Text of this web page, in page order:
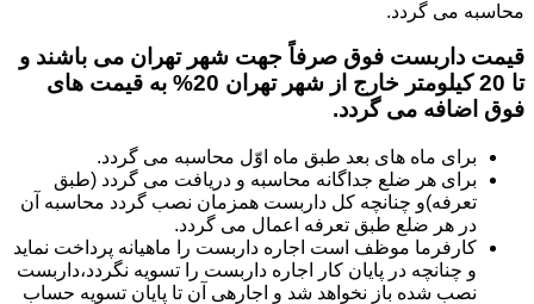
محاسبه می گردد.
قیمت داربست فوق صرفاً جهت شهر تهران می باشند و
تا 20 کیلومتر خارج از شهر تهران 20% به قیمت های
فوق اضافه می گردد.
برای ماه های بعد طبق ماه اوّل محاسبه می گردد.
برای هر ضلع جداگانه محاسبه و دریافت می گردد (طبق
تعرفه)و چنانچه کل داربست همزمان نصب گردد محاسبه آن
در هر ضلع طبق تعرفه اعمال می گردد.
کارفرما موظف است اجاره داربست را ماهیانه پرداخت نماید
و چنانچه در پایان کار اجاره داربست را تسویه نگردد،داربست
نصب شده باز نخواهد شد و اجاره­ی آن تا پایان تسویه حساب